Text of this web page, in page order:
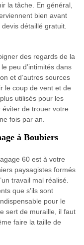
la tâche. En général,
bien avant
détaillé gratuit.
des regards de la
peu d’intimités dans
et d’autres sources
le coup de vent et de
utilisés pour les
éviter de trouer votre
fois par an.
à Boubiers
60 est à votre
paysagistes formés
travail mal réalisé.
que s’ils sont
pour le
sert de muraille, il faut
faire la taille de